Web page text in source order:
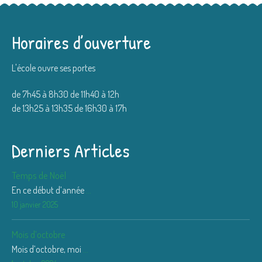
Horaires d’ouverture
L'école ouvre ses portes
de 7h45 à 8h30 de 11h40 à 12h
de 13h25 à 13h35 de 16h30 à 17h
Derniers Articles
Temps de Noël
En ce début d’année ...
10 janvier 2025
Mois d’octobre
Mois d’octobre, moi ...